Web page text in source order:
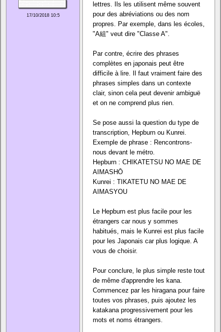
17/10/2018 10:5
lettres. Ils les utilisent même souvent
pour des abréviations ou des nom
propres. Par exemple, dans les écoles,
"A組" veut dire "Classe A".
Par contre, écrire des phrases
complètes en japonais peut être
difficile à lire. Il faut vraiment faire des
phrases simples dans un contexte
clair, sinon cela peut devenir ambiguë
et on ne comprend plus rien.
Se pose aussi la question du type de
transcription, Hepburn ou Kunrei.
Exemple de phrase : Rencontrons-
nous devant le métro.
Hepburn : CHIKATETSU NO MAE DE
AIMASHŌ
Kunrei : TIKATETU NO MAE DE
AIMASYOU
Le Hepburn est plus facile pour les
étrangers car nous y sommes
habitués, mais le Kunrei est plus facile
pour les Japonais car plus logique. A
vous de choisir.
Pour conclure, le plus simple reste tout
de même d'apprendre les kana.
Commencez par les hiragana pour faire
toutes vos phrases, puis ajoutez les
katakana progressivement pour les
mots et noms étrangers.